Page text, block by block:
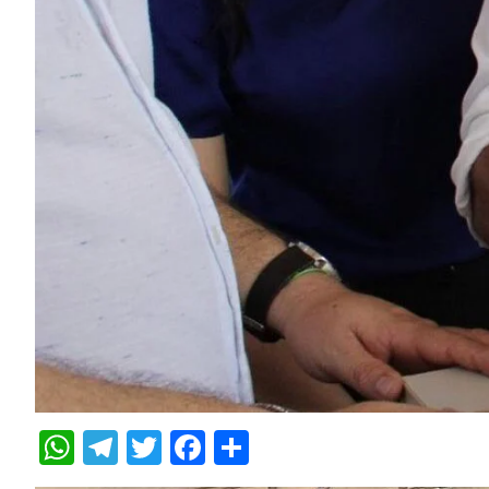
WhatsApp
Telegram
TwitterFacebook